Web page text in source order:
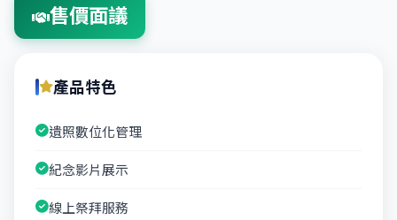
售價面議
產品特色
遺照數位化管理
紀念影片展示
線上祭拜服務